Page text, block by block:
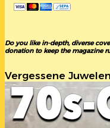
Do you like in-depth, diverse
donation to keep the magazine
Vergessene Juwelen